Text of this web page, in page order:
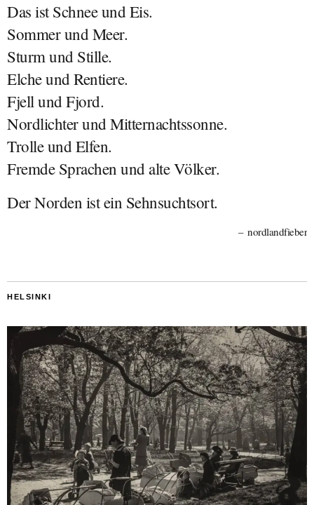
Das ist Schnee und Eis.
Sommer und Meer.
Sturm und Stille.
Elche und Rentiere.
Fjell und Fjord.
Nordlichter und Mitternachtssonne.
Trolle und Elfen.
Fremde Sprachen und alte Völker.
Der Norden ist ein Sehnsuchtsort.
nordlandfieber
HELSINKI